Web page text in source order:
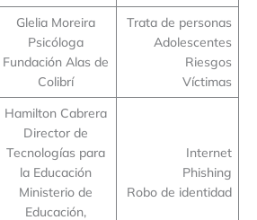
Glelia Moreira
Psicóloga
Fundación Alas de
Colibrí
Trata de personas
Adolescentes
Riesgos
Víctimas
Hamilton Cabrera
Director de
Tecnologías para
la Educación
Ministerio de
Educación,
Internet
Phishing
Robo de identidad